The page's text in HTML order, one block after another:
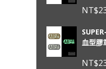
NT$
血型膠
NT$